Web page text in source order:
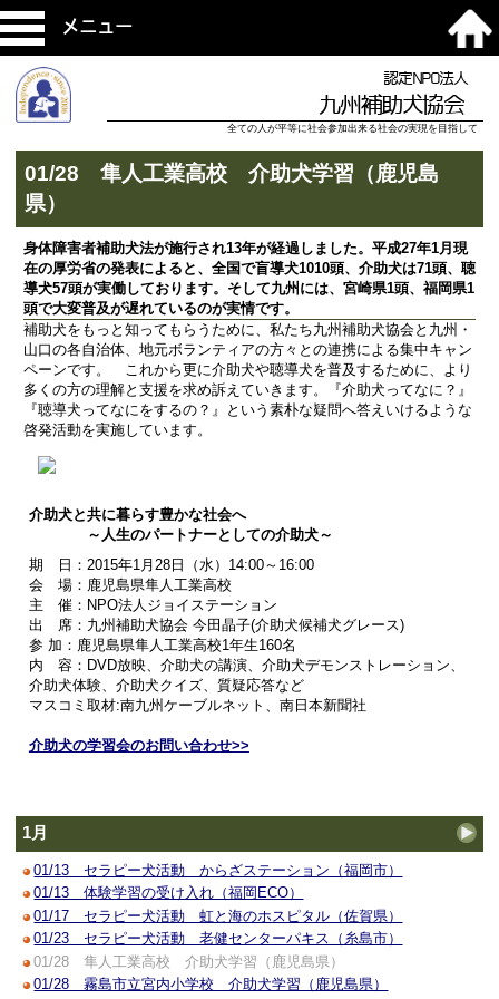
メニュー
認定NPO法人
九州補助犬協会
全ての人が平等に社会参加出来る社会の実現を目指して
01/28 隼人工業高校 介助犬学習（鹿児島
県）
身体障害者補助犬法が施行され13年が経過しました。平成27年1月現
在の厚労省の発表によると、全国で盲導犬1010頭、介助犬は71頭、聴
導犬57頭が実働しております。そして九州には、宮崎県1頭、福岡県1
頭で大変普及が遅れているのが実情です。
補助犬をもっと知ってもらうために、私たち九州補助犬協会と九州・
山口の各自治体、地元ボランティアの方々との連携による集中キャン
ペーンです。 これから更に介助犬や聴導犬を普及するために、より
多くの方の理解と支援を求め訴えていきます。『介助犬ってなに？』
『聴導犬ってなにをするの？』という素朴な疑問へ答えいけるような
啓発活動を実施しています。
介助犬と共に暮らす豊かな社会へ
～人生のパートナーとしての介助犬～
期 日：2015年1月28日（水）14:00～16:00
会 場：鹿児島県隼人工業高校
主 催：NPO法人ジョイステーション
出 席：九州補助犬協会 今田晶子(介助犬候補犬グレース)
参 加：鹿児島県隼人工業高校1年生160名
内 容：DVD放映、介助犬の講演、介助犬デモンストレーション、
介助犬体験、介助犬クイズ、質疑応答など
マスコミ取材:南九州ケーブルネット、南日本新聞社
介助犬の学習会のお問い合わせ>>
1月
01/13 セラピー犬活動 からざステーション（福岡市）
01/13 体験学習の受け入れ（福岡ECO）
01/17 セラピー犬活動 虹と海のホスピタル（佐賀県）
01/23 セラピー犬活動 老健センターパキス（糸島市）
01/28 隼人工業高校 介助犬学習（鹿児島県）
01/28 霧島市立宮内小学校 介助犬学習（鹿児島県）